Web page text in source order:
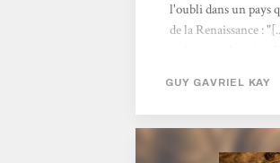
l'oubli dans un pays
de la Renaissance :
été." L'Express, 23/
GUY GAVRIEL KAY